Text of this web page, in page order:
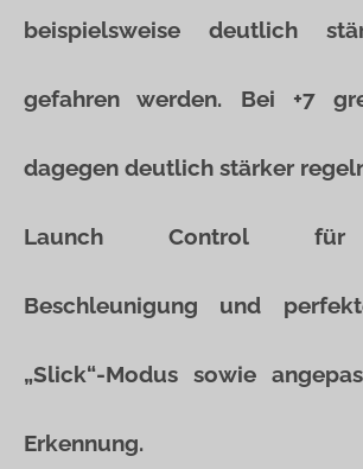
beispielsweise deutlich
gefahren werden. Bei +7
dagegen deutlich stärker
Launch Control für
Beschleunigung und
„Slick“-Modus sowie
Erkennung.